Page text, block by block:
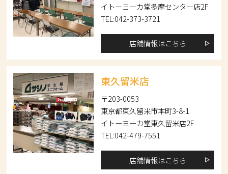
イトーヨーカ堂多摩センター店2F
TEL:042-373-3721
店舗情報はこちら
東久留米店
〒203-0053
東京都東久留米市本町3-8-1
イトーヨーカ堂東久留米店2F
TEL:042-479-7551
店舗情報はこちら